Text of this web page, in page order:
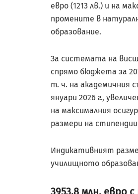
евро (1213 лв.) и на
промените в
образование.
За системата на
спрямо бюджета за
т. ч. на академичния
януари 2026 г.,
на максималния
размери на
Индикативният
училищното
3953,8 млн. евро